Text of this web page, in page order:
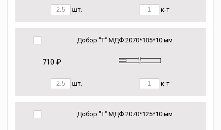
шт. к-т
Добор "Т" МДФ 2070*105*10 мм
710 ₽
шт. к-т
Добор "Т" МДФ 2070*125*10 мм